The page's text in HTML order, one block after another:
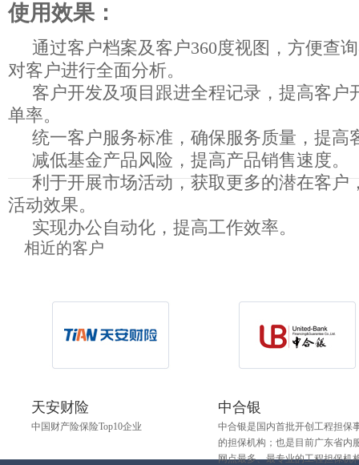
使用效果：
通过客户档案及客户360度视图，方便查
对客户进行全面分析。
客户开发及项目跟进全程记录，提高客户
单率。
统一客户服务标准，确保服务质量，提高
减低基金产品风险，提高产品销售速度。
利于开展市场活动，获取更多的潜在客户
活动效果。
实现办公自动化，提高工作效率。
相近的客户
天安财险
中国财产险保险Top10企业
中合银
中合银是国内首批开创工程担保
的担保机构；也是目前广东省内
网点最多、最专业的工程担保机